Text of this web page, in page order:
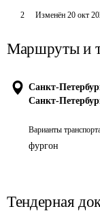
2 Изменён 20 окт
Маршруты и
Санкт-
Санкт-
Варианты
фургон
Тендерная